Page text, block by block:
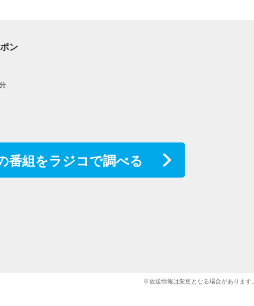
ン
番組をラジコで調べる
※放送情報は変更となる場合があります。